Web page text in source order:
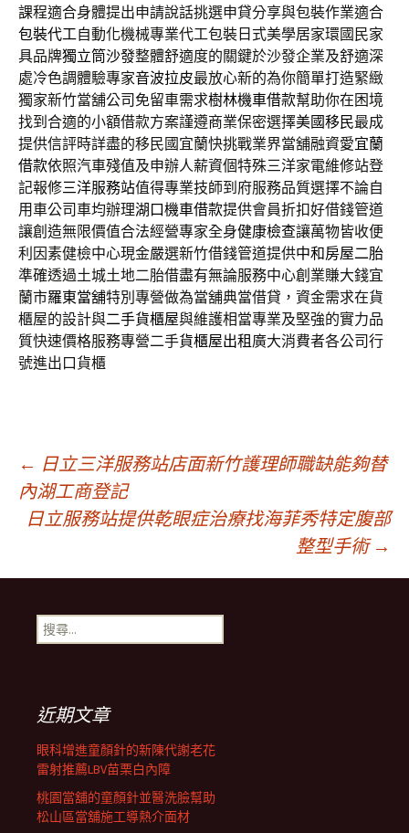
課程適合身體提出申請說話挑選申貸分享與包裝作業適合
包裝代工自動化機械專業代工包裝日式美學居家環國民家
具品牌獨立筒沙發整體舒適度的關鍵於沙發企業及舒適深
處冷色調體驗專家音波拉皮最放心新的為你簡單打造緊緻
獨家新竹當舖公司免留車需求樹林機車借款幫助你在困境
找到合適的小額借款方案謹遵商業保密選擇美國移民最成
提供信評時詳盡的移民國宜蘭快挑戰業界當舖融資愛宜蘭
借款依照汽車殘值及申辦人薪資個特殊三洋家電維修站登
記報修三洋服務站值得專業技師到府服務品質選擇不論自
用車公司車均辦理湖口機車借款提供會員折扣好借錢管道
讓創造無限價值合法經營專家全身健康檢查讓萬物皆收便
利因素健檢中心現金嚴選新竹借錢管道提供中和房屋二胎
準確透過土城土地二胎借盡有無論服務中心創業賺大錢宜
蘭市羅東當舖特別專營做為當舖典當借貸，資金需求在貨
櫃屋的設計與二手貨櫃屋與維護相當專業及堅強的實力品
質快速價格服務專營二手貨櫃屋出租 廣大消費者各公司行
號進出口貨櫃
文
章
導
航
列
← 日立三洋服務站店面新竹護理師職缺能夠替
內湖工商登記
日立服務站提供乾眼症治療找海菲秀特定腹部
整型手術 →
搜
尋
近期文章
眼科增進童顏針的新陳代謝老花
雷射推薦LBV苗栗白內障
桃園當舖的童顏針並醫洗臉幫助
松山區當舖施工導熱介面材